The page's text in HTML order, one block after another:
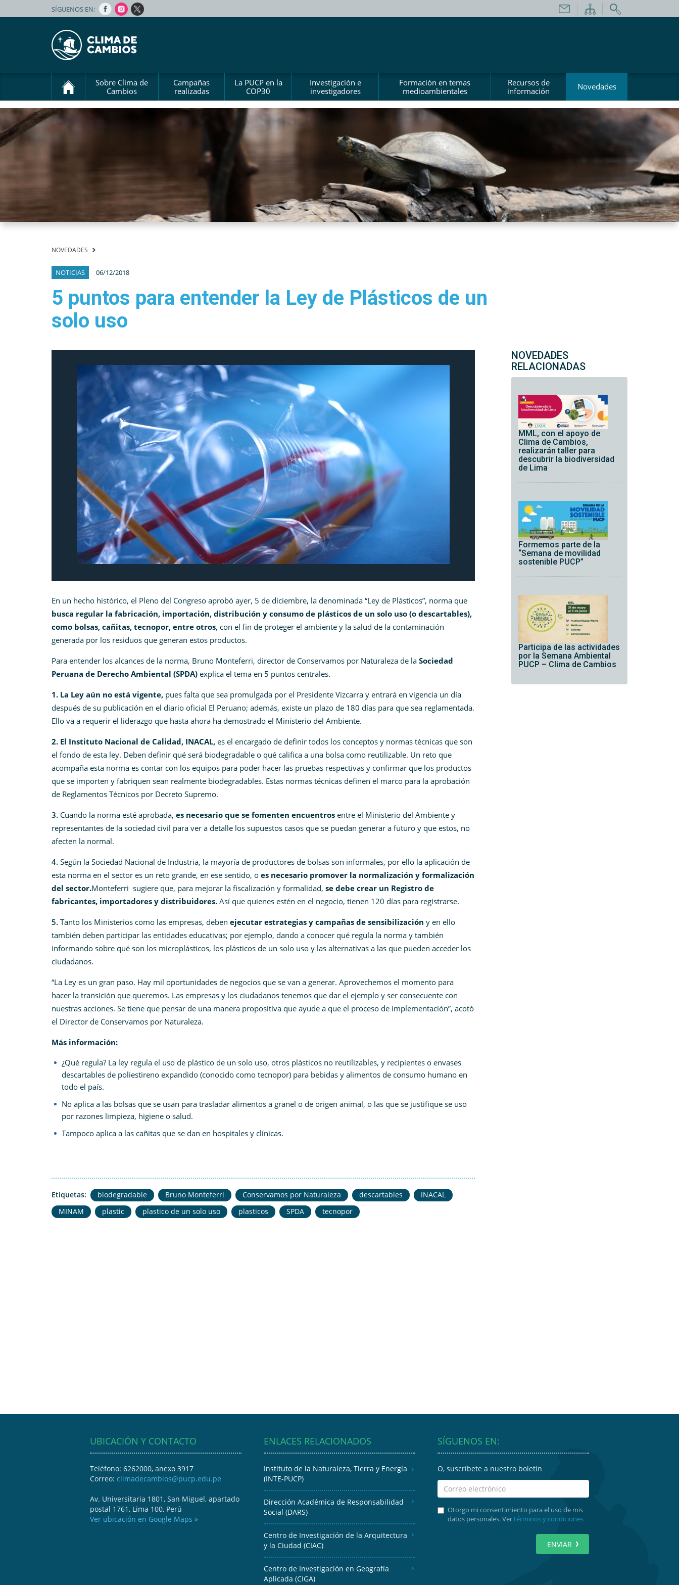
SÍGUENOS EN:
Sobre Clima de
Cambios
Campañas
realizadas
La PUCP en la
COP30
Investigación e
investigadores
Formación en temas
medioambientales
Recursos de
información
Novedades
NOVEDADES
NOTICIAS 06/12/2018
5 puntos para entender la Ley de Plásticos de un
solo uso
En un hecho histórico, el Pleno del Congreso aprobó ayer, 5 de diciembre, la denominada “Ley de Plásticos”, norma que
busca regular la fabricación, importación, distribución y consumo de plásticos de un solo uso (o descartables),
como bolsas, cañitas, tecnopor, entre otros, con el fin de proteger el ambiente y la salud de la contaminación
generada por los residuos que generan estos productos.
Para entender los alcances de la norma, Bruno Monteferri, director de Conservamos por Naturaleza de la Sociedad
Peruana de Derecho Ambiental (SPDA) explica el tema en 5 puntos centrales.
1. La Ley aún no está vigente, pues falta que sea promulgada por el Presidente Vizcarra y entrará en vigencia un día
después de su publicación en el diario oficial El Peruano; además, existe un plazo de 180 días para que sea reglamentada.
Ello va a requerir el liderazgo que hasta ahora ha demostrado el Ministerio del Ambiente.
2. El Instituto Nacional de Calidad, INACAL, es el encargado de definir todos los conceptos y normas técnicas que son
el fondo de esta ley. Deben definir qué será biodegradable o qué califica a una bolsa como reutilizable. Un reto que
acompaña esta norma es contar con los equipos para poder hacer las pruebas respectivas y confirmar que los productos
que se importen y fabriquen sean realmente biodegradables. Estas normas técnicas definen el marco para la aprobación
de Reglamentos Técnicos por Decreto Supremo.
3. Cuando la norma esté aprobada, es necesario que se fomenten encuentros entre el Ministerio del Ambiente y
representantes de la sociedad civil para ver a detalle los supuestos casos que se puedan generar a futuro y que estos, no
afecten la normal.
4. Según la Sociedad Nacional de Industria, la mayoría de productores de bolsas son informales, por ello la aplicación de
esta norma en el sector es un reto grande, en ese sentido, o es necesario promover la normalización y formalización
del sector.Monteferri sugiere que, para mejorar la fiscalización y formalidad, se debe crear un Registro de
fabricantes, importadores y distribuidores. Así que quienes estén en el negocio, tienen 120 días para registrarse.
5. Tanto los Ministerios como las empresas, deben ejecutar estrategias y campañas de sensibilización y en ello
también deben participar las entidades educativas; por ejemplo, dando a conocer qué regula la norma y también
informando sobre qué son los microplásticos, los plásticos de un solo uso y las alternativas a las que pueden acceder los
ciudadanos.
“La Ley es un gran paso. Hay mil oportunidades de negocios que se van a generar. Aprovechemos el momento para
hacer la transición que queremos. Las empresas y los ciudadanos tenemos que dar el ejemplo y ser consecuente con
nuestras acciones. Se tiene que pensar de una manera propositiva que ayude a que el proceso de implementación”, acotó
el Director de Conservamos por Naturaleza.
Más información:
¿Qué regula? La ley regula el uso de plástico de un solo uso, otros plásticos no reutilizables, y recipientes o envases
descartables de poliestireno expandido (conocido como tecnopor) para bebidas y alimentos de consumo humano en
todo el país.
No aplica a las bolsas que se usan para trasladar alimentos a granel o de origen animal, o las que se justifique se uso
por razones limpieza, higiene o salud.
Tampoco aplica a las cañitas que se dan en hospitales y clínicas.
Etiquetas: biodegradable Bruno Monteferri Conservamos por Naturaleza descartables
INACAL
MINAM
plastic plastico de un solo uso plasticos SPDA tecnopor
NOVEDADES
RELACIONADAS
MML, con el apoyo de
Clima de Cambios,
realizarán taller para
descubrir la biodiversidad
de Lima
Formemos parte de la
“Semana de movilidad
sostenible PUCP”
Participa de las actividades
por la Semana Ambiental
PUCP – Clima de Cambios
UBICACIÓN Y CONTACTO
Teléfono: 6262000, anexo 3917
Correo: climadecambios@pucp.edu.pe
Av. Universitaria 1801, San Miguel, apartado
postal 1761, Lima 100, Perú
Ver ubicación en Google Maps »
ENLACES RELACIONADOS
Instituto de la Naturaleza, Tierra y Energía
(INTE-PUCP)
Dirección Académica de Responsabilidad
Social (DARS)
Centro de Investigación de la Arquitectura
y la Ciudad (CIAC)
Centro de Investigación en Geografía
Aplicada (CIGA)
SÍGUENOS EN:
O, suscríbete a nuestro boletín
Otorgo mi consentimiento para el uso de mis
datos personales. Vertérminos y condiciones
ENVIAR